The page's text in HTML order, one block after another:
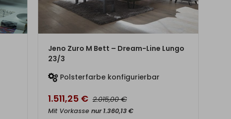
Jeno Zuro M Bett – Dream-Line Lungo
23/3
Polsterfarbe konfigurierbar
1.511,25 € 2.015,00€
Mit Vorkasse nur1.360,13€